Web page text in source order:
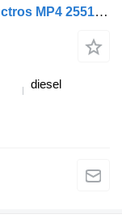
Accumulateur énergétique WABCO Actros MP4 2551 (01.13-) 9254880100 pour tracteur routier Mercedes-Benz Actros MP4 Antos Arocs (2012-)
diesel